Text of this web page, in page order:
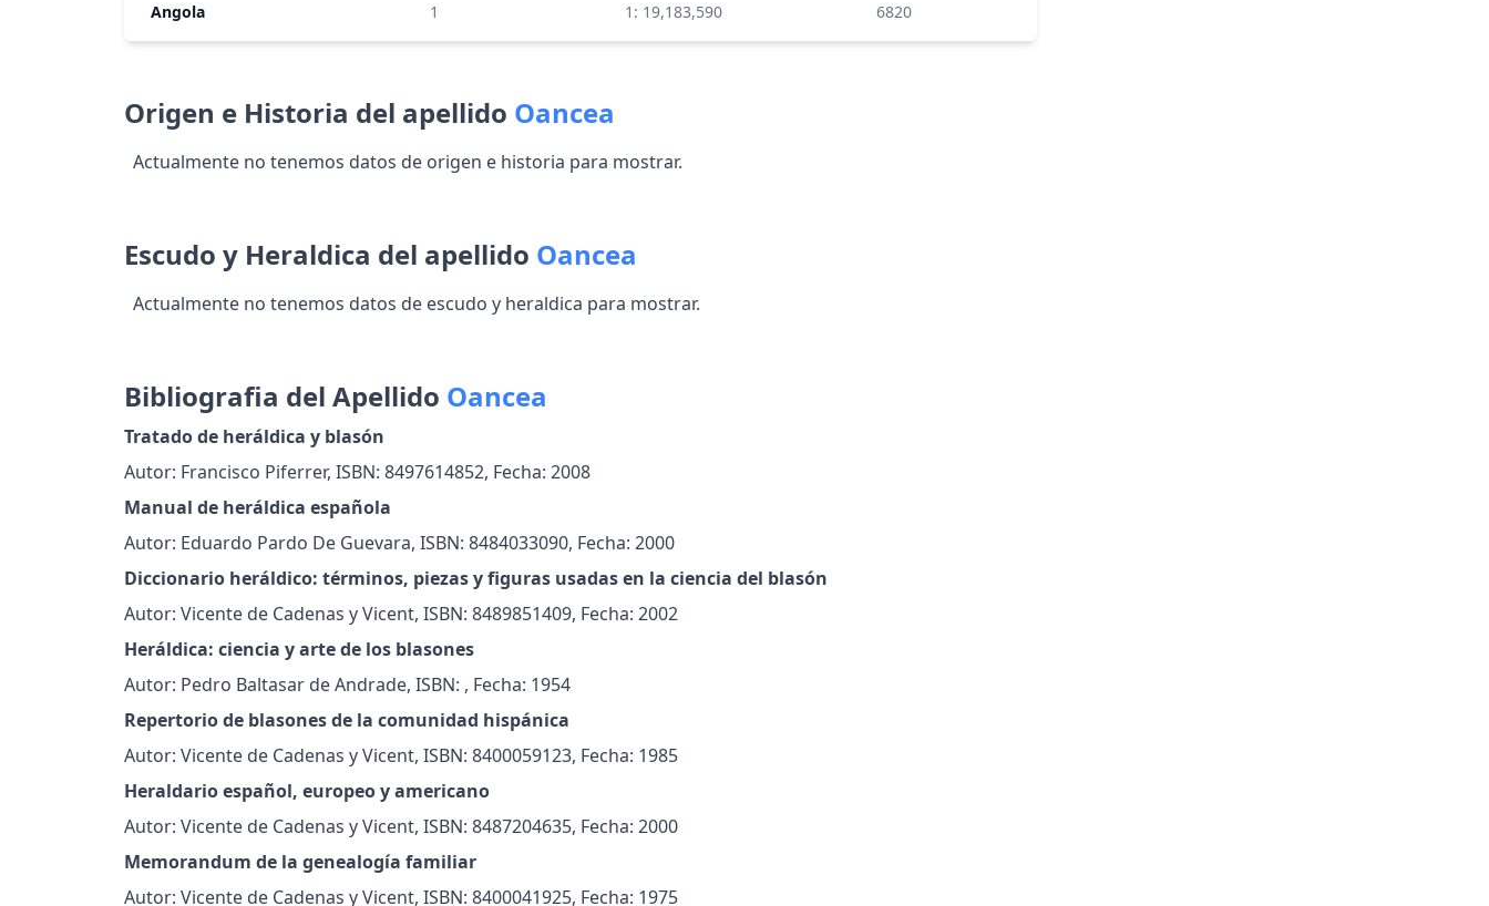
Angola 1 1: 19,183,590 6820
Origen e Historia del apellido Oancea
Actualmente no tenemos datos de origen e historia para mostrar.
Escudo y Heraldica del apellido Oancea
Actualmente no tenemos datos de escudo y heraldica para mostrar.
Bibliografia del Apellido Oancea
Tratado de heráldica y blasón
Autor: Francisco Piferrer, ISBN: 8497614852, Fecha: 2008
Manual de heráldica española
Autor: Eduardo Pardo De Guevara, ISBN: 8484033090, Fecha: 2000
Diccionario heráldico: términos, piezas y figuras usadas en la ciencia del blasón
Autor: Vicente de Cadenas y Vicent, ISBN: 8489851409, Fecha: 2002
Heráldica: ciencia y arte de los blasones
Autor: Pedro Baltasar de Andrade, ISBN: , Fecha: 1954
Repertorio de blasones de la comunidad hispánica
Autor: Vicente de Cadenas y Vicent, ISBN: 8400059123, Fecha: 1985
Heraldario español, europeo y americano
Autor: Vicente de Cadenas y Vicent, ISBN: 8487204635, Fecha: 2000
Memorandum de la genealogía familiar
Autor: Vicente de Cadenas y Vicent, ISBN: 8400041925, Fecha: 1975